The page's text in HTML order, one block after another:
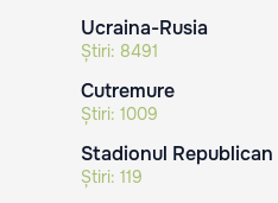
Ucraina-Rusia
Știri: 8491
Cutremure
Știri: 1009
Stadionul Republican
Știri: 119